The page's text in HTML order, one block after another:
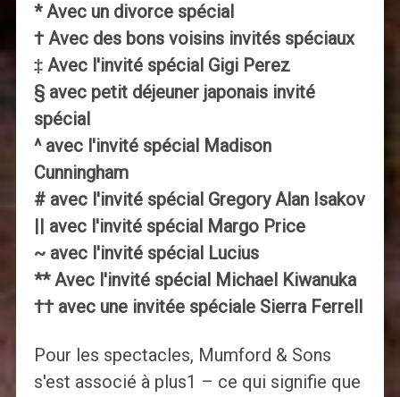
* Avec un divorce spécial
† Avec des bons voisins invités spéciaux
‡ Avec l'invité spécial Gigi Perez
§ avec petit déjeuner japonais invité
spécial
^ avec l'invité spécial Madison
Cunningham
# avec l'invité spécial Gregory Alan Isakov
|| avec l'invité spécial Margo Price
~ avec l'invité spécial Lucius
** Avec l'invité spécial Michael Kiwanuka
†† avec une invitée spéciale Sierra Ferrell
Pour les spectacles, Mumford & Sons
s'est associé à plus1 – ce qui signifie que